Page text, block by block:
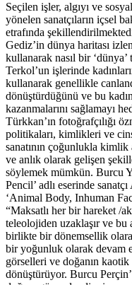
Seçilen işler, algıyı ve
yönelen sanatçıların içsel
etrafında
Gediz’in dünya haritası
kullanarak nasıl bir
Terkol’un işlerinde
kullanarak genellikle
dönüştürdüğünü ve bu
kazanmalarını sağlamayı
Türkkan’ın fotoğrafçılığı
politikaları, kimlikleri ve
sanatının çoğunlukla kimlik
ve anlık olarak gelişen
söylemek mümkün. Burcu
Pencil’ adlı eserinde
‘Animal Body, Inhuman
“Maksatlı her bir hareket /
teleolojiden uzaklaşır ve bu
birlikte bir dönemsellik
bir yoğunluk olarak devam
görselleri ve doğanın
dönüştürüyor. Burcu